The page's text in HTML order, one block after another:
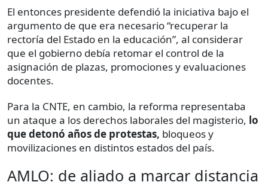
El entonces presidente defendió la iniciativa bajo el
argumento de que era necesario “recuperar la
rectoría del Estado en la educación”, al considerar
que el gobierno debía retomar el control de la
asignación de plazas, promociones y evaluaciones
docentes.
Para la CNTE, en cambio, la reforma representaba
un ataque a los derechos laborales del magisterio, lo
que detonó años de protestas, bloqueos y
movilizaciones en distintos estados del país.
AMLO: de aliado a marcar distancia